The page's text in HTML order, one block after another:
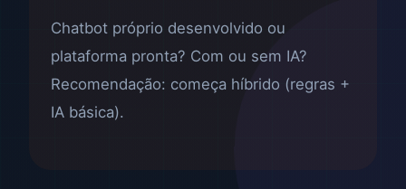
Chatbot próprio desenvolvido ou
plataforma pronta? Com ou sem IA?
Recomendação: começa híbrido (regras +
IA básica).